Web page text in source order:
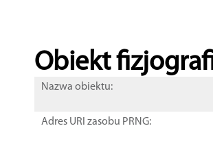
Obiekt
Nazwa obiektu:
Adres URI zasobu PRNG: